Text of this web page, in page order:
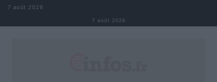
Aller au contenu
7 août 2026
7 août 2026